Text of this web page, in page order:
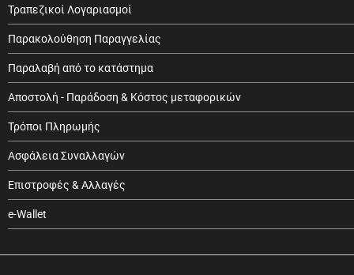
Τραπεζικοί Λογαριασμοί
Παρακολούθηση Παραγγελίας
Παραλαβή από το κατάστημα
Αποστολή - Παράδοση & Κόστος μεταφορικών
Τρόποι Πληρωμής
Ασφάλεια Συναλλαγών
Επιστροφές & Αλλαγές
e-Wallet